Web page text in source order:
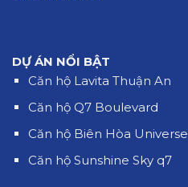
DỰ ÁN NỔI BẬT
Căn hộ Lavita Thuận An
Căn hộ Q7 Boulevard
Căn hộ Biên Hòa Universe
Căn hộ Sunshine Sky q7